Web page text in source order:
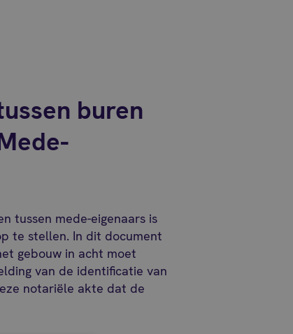
buren
tussen mede-eigenaars is
te stellen. In dit document
gebouw in acht moet
van de identificatie van
notariële akte dat de